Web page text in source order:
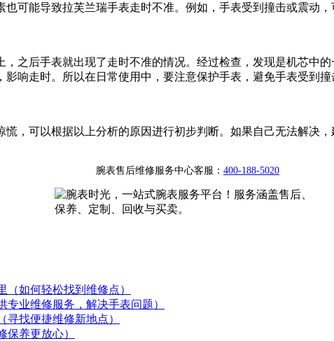
可能导致拉芙兰瑞手表走时不准。例如，手表受到撞击或震动
之后手表就出现了走时不准的情况。经过检查，发现是机芯中
响走时。所以在日常使用中，要注意保护手表，避免手表受到
，可以根据以上分析的原因进行初步判断。如果自己无法解决
腕表售后维修服务中心客服： 400-188-5020
如何轻松找到维修点）
业维修服务，解决手表问题）
找便捷维修新地点）
保养更放心）